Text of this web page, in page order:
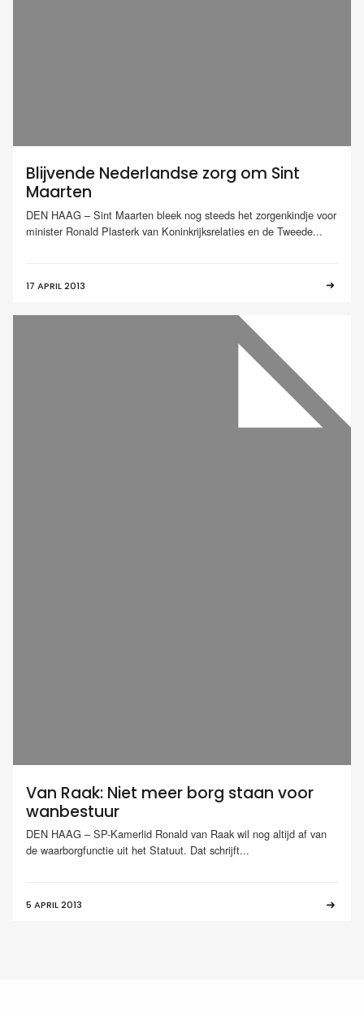
Blijvende Nederlandse zorg om Sint
Maarten
DEN HAAG – Sint Maarten bleek nog steeds het zorgenkindje voor
minister Ronald Plasterk van Koninkrijksrelaties en de Tweede...
17 APRIL 2013
Van Raak: Niet meer borg staan voor
wanbestuur
DEN HAAG – SP-Kamerlid Ronald van Raak wil nog altijd af van
de waarborgfunctie uit het Statuut. Dat schrijft...
5 APRIL 2013